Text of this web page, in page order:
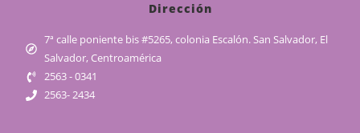
Dirección
7ª calle poniente bis #5265, colonia Escalón. San Salvador, El
Salvador, Centroamérica
2563 - 0341
2563- 2434